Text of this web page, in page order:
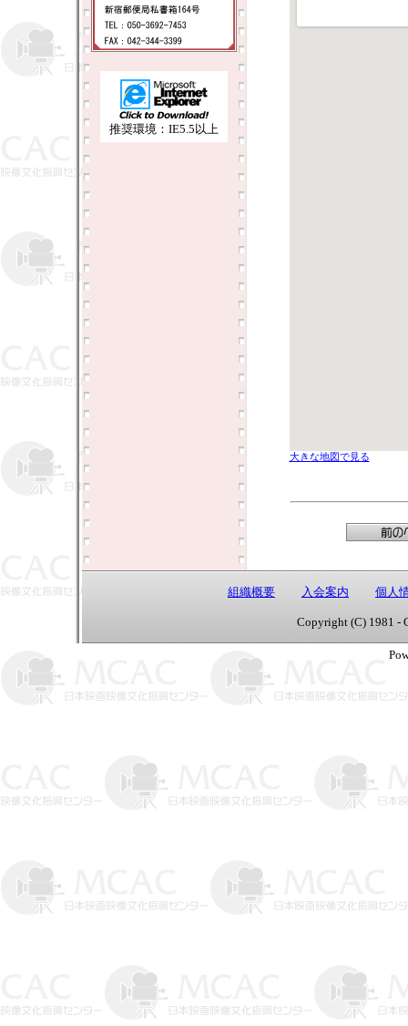
推奨環境：IE5.5以上
大きな地図で見る
組織概要 入会案内 個人
Copyright (C) 1981 -